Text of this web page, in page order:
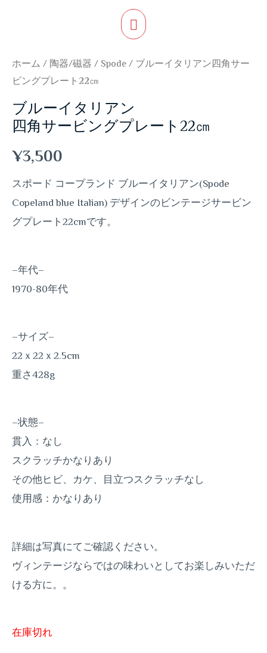
ホーム / 陶器/磁器 / Spode / ブルーイタリアン四角サー
ビングプレート22㎝
ブルーイタリアン
四角サービングプレート22㎝
¥3,500
スポード コープランド ブルーイタリアン(Spode
Copeland blue Italian) デザインのビンテージサービン
グプレート22cmです。
–年代–
1970-80年代
–サイズ–
22ｘ22ｘ2.5cm
重さ428g
–状態–
貫入：なし
スクラッチかなりあり
その他ヒビ、カケ、目立つスクラッチなし
使用感：かなりあり
詳細は写真にてご確認ください。
ヴィンテージならではの味わいとしてお楽しみいただ
ける方に。。
在庫切れ